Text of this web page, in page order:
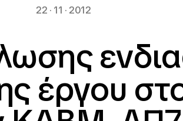
22 · 11 · 2012
έργου